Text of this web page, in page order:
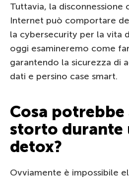
Tuttavia, la disconnessione
Internet può comportare
la cybersecurity per la vita
oggi esamineremo come
garantendo la sicurezza di
dati e persino case smart.
Cosa potrebbe
storto durante
detox?
Ovviamente è impossibile